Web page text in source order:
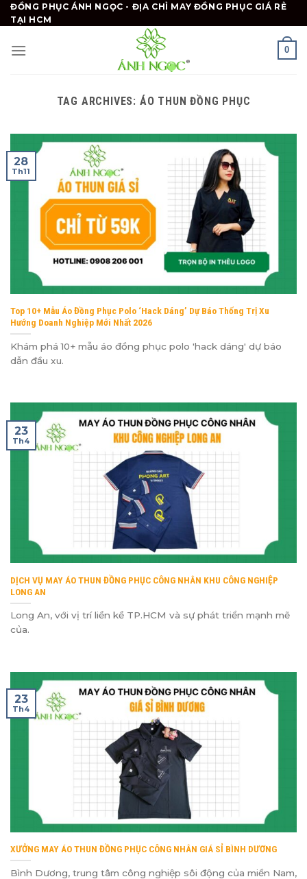
Skip
to
ĐỒNG PHỤC ÁNH NGỌC - ĐỊA CHỈ MAY ĐỒNG PHỤC GIÁ RẺ
TẠI HCM
0
TAG ARCHIVES: ÁO THUN ĐỒNG PHỤC
Top 10+ Mẫu Áo Đồng Phục Polo ‘Hack Dáng’ Dự Báo Thống Trị Xu
Hướng Doanh Nghiệp Mới Nhất 2026
Khám phá 10+ mẫu áo đồng phục polo 'hack dáng' dự báo
dẫn đầu xu.
28
Th11
DỊCH VỤ MAY ÁO THUN ĐỒNG PHỤC CÔNG NHÂN KHU CÔNG NGHIỆP
LONG AN
Long An, với vị trí liền kề TP.HCM và sự phát triển mạnh mẽ
của.
23
Th4
XƯỞNG MAY ÁO THUN ĐỒNG PHỤC CÔNG NHÂN GIÁ SỈ BÌNH DƯƠNG
Bình Dương, trung tâm công nghiệp sôi động của miền Nam,
23
Th4